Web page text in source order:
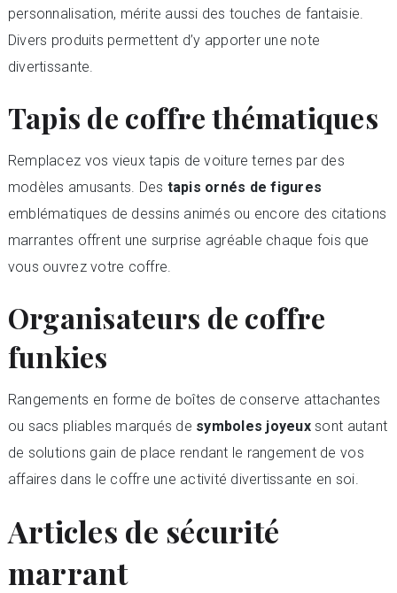
personnalisation, mérite aussi des touches de fantaisie.
Divers produits permettent d’y apporter une note
divertissante.
Tapis de coffre thématiques
Remplacez vos vieux tapis de voiture ternes par des
modèles amusants. Des tapis ornés de figures
emblématiques de dessins animés ou encore des citations
marrantes offrent une surprise agréable chaque fois que
vous ouvrez votre coffre.
Organisateurs de coffre
funkies
Rangements en forme de boîtes de conserve attachantes
ou sacs pliables marqués de symboles joyeuxsont autant
de solutions gain de place rendant le rangement de vos
affaires dans le coffre une activité divertissante en soi.
Articles de sécurité
marrant